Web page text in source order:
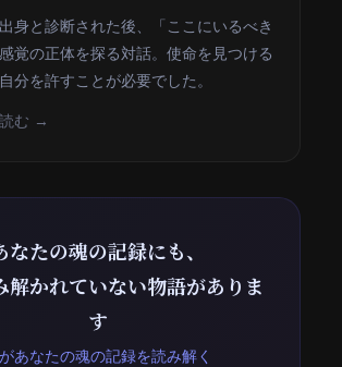
身と診断された後、「ここにいるべき
覚の正体を探る対話。使命を見つける
分を許すことが必要でした。
む →
なたの魂の記録にも、
解かれていない物語がありま
す
あなたの魂の記録を読み解く